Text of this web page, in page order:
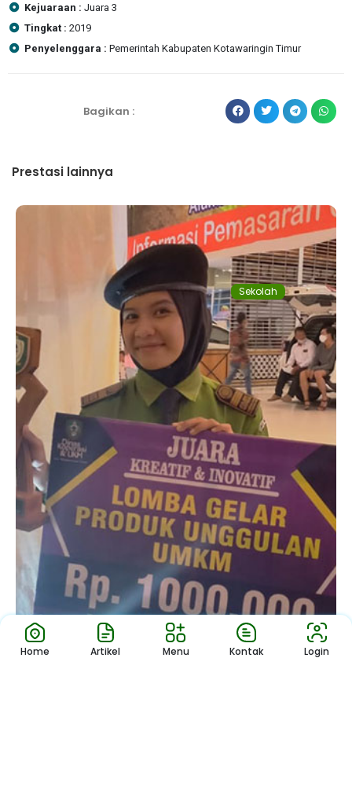
Kejuaraan : Juara 3
Tingkat : 2019
Penyelenggara : Pemerintah Kabupaten Kotawaringin Timur
Bagikan :
Prestasi lainnya
Sekolah
Home Artikel Menu Kontak Login